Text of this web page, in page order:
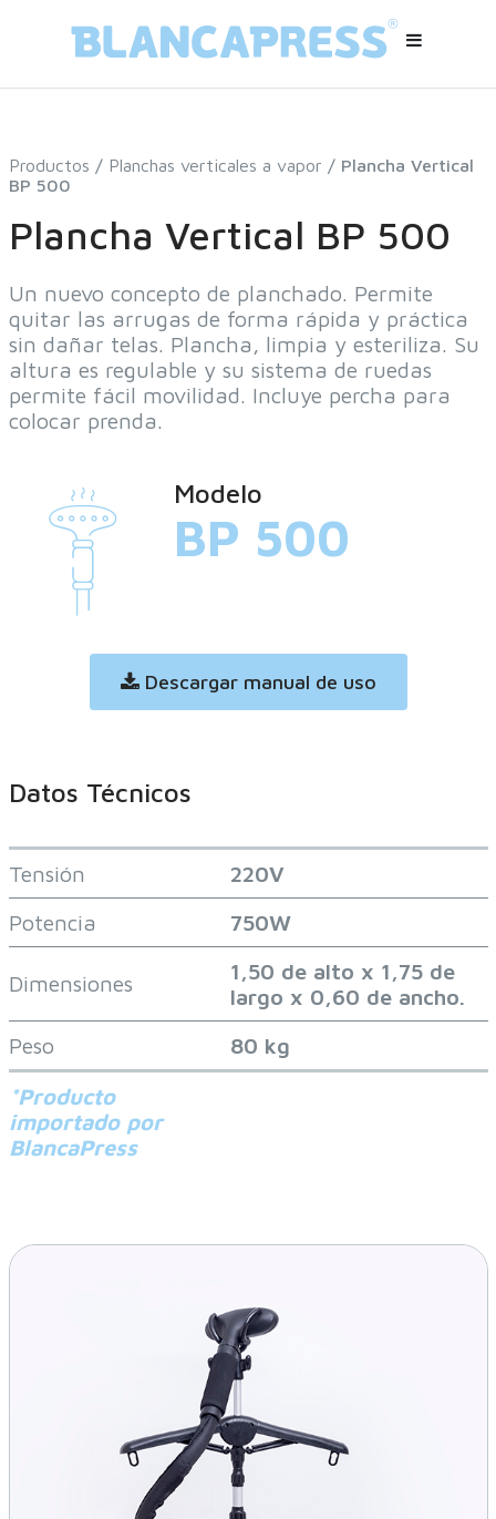
Productos / Planchas verticales a vapor / Plancha Vertical
BP 500
Plancha Vertical BP 500
Un nuevo concepto de planchado. Permite
quitar las arrugas de forma rápida y práctica
sin dañar telas. Plancha, limpia y esteriliza. Su
altura es regulable y su sistema de ruedas
permite fácil movilidad. Incluye percha para
colocar prenda.
Modelo
BP 500
Descargar manual de uso
Datos Técnicos
Tensión
220V
Potencia
750W
Dimensiones
1,50 de alto x 1,75 de
largo x 0,60 de ancho.
Peso
80 kg
*Producto
importado por
BlancaPress